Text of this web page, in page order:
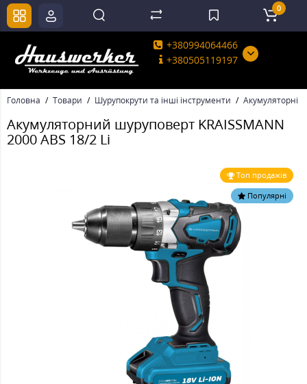
+380994064466
+380505119197
0
Головна Товари Шурупокрути та інші інструменти Акумуляторні
Акумуляторний шуруповерт KRAISSMANN
2000 ABS 18/2 Li
Топ продажів
Популярні